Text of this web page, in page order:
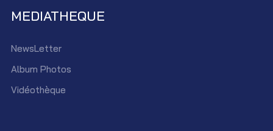
MEDIATHEQUE
NewsLetter
Album Photos
Vidéothèque